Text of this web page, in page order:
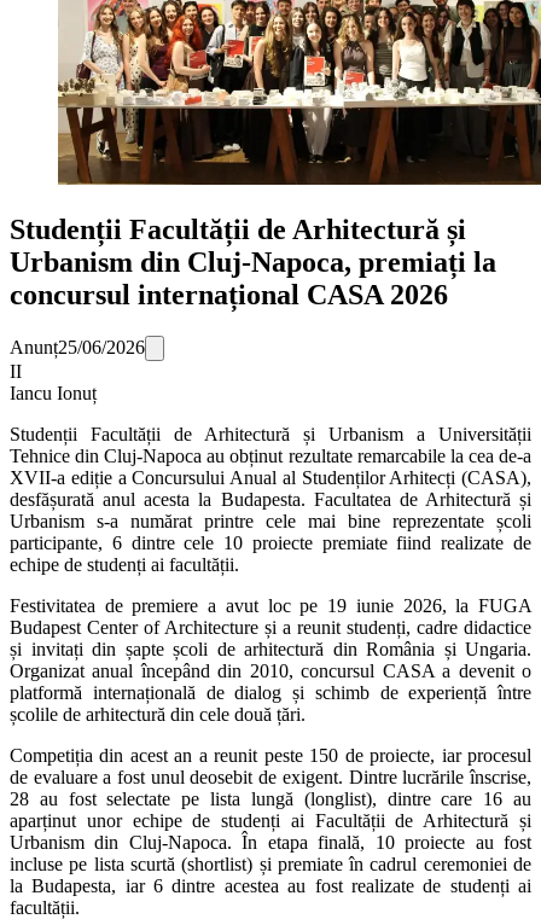
Studenții Facultății de Arhitectură și
Urbanism din Cluj-Napoca, premiați la
concursul internațional CASA 2026
Anunț25/06/2026
II
Iancu Ionuț
Studenții Facultății de Arhitectură și Urbanism a Universității
Tehnice din Cluj-Napoca au obținut rezultate remarcabile la cea de-a
XVII-a ediție a Concursului Anual al Studenților Arhitecți (CASA),
desfășurată anul acesta la Budapesta. Facultatea de Arhitectură și
Urbanism s-a numărat printre cele mai bine reprezentate școli
participante, 6 dintre cele 10 proiecte premiate fiind realizate de
echipe de studenți ai facultății.
Festivitatea de premiere a avut loc pe 19 iunie 2026, la FUGA
Budapest Center of Architecture și a reunit studenți, cadre didactice
și invitați din șapte școli de arhitectură din România și Ungaria.
Organizat anual începând din 2010, concursul CASA a devenit o
platformă internațională de dialog și schimb de experiență între
școlile de arhitectură din cele două țări.
Competiția din acest an a reunit peste 150 de proiecte, iar procesul
de evaluare a fost unul deosebit de exigent. Dintre lucrările înscrise,
28 au fost selectate pe lista lungă (longlist), dintre care 16 au
aparținut unor echipe de studenți ai Facultății de Arhitectură și
Urbanism din Cluj-Napoca. În etapa finală, 10 proiecte au fost
incluse pe lista scurtă (shortlist) și premiate în cadrul ceremoniei de
la Budapesta, iar 6 dintre acestea au fost realizate de studenți ai
facultății.